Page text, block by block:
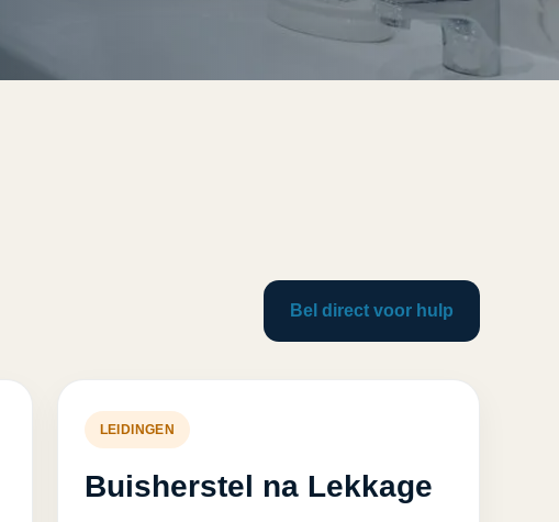
Bel direct voor hulp
LEIDINGEN
Buisherstel na Lekkage